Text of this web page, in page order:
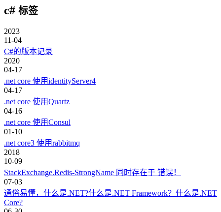
c# 标签
2023
11-04
C#的版本记录
2020
04-17
.net core 使用identityServer4
04-17
.net core 使用Quartz
04-16
.net core 使用Consul
01-10
.net core3 使用rabbitmq
2018
10-09
StackExchange.Redis-StrongName 同时存在于 错误！
07-03
通俗易懂，什么是.NET?什么是.NET Framework？什么是.NET
Core?